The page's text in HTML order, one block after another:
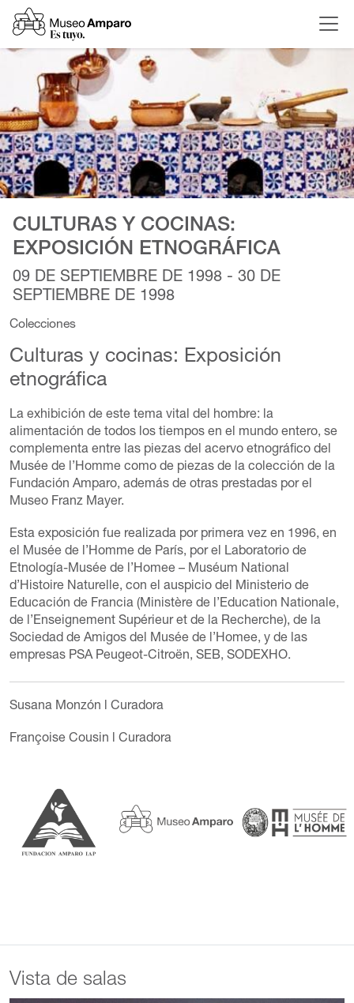
CULTURAS Y COCINAS:
EXPOSICIÓN ETNOGRÁFICA
09 DE SEPTIEMBRE DE 1998 - 30 DE
SEPTIEMBRE DE 1998
Colecciones
Culturas y cocinas: Exposición
etnográfica
La exhibición de este tema vital del hombre: la
alimentación de todos los tiempos en el mundo entero, se
complementa entre las piezas del acervo etnográfico del
Musée de l’Homme como de piezas de la colección de la
Fundación Amparo, además de otras prestadas por el
Museo Franz Mayer.
Esta exposición fue realizada por primera vez en 1996, en
el Musée de l’Homme de París, por el Laboratorio de
Etnología-Musée de l’Homee – Muséum National
d’Histoire Naturelle, con el auspicio del Ministerio de
Educación de Francia (Ministère de l’Education Nationale,
de l’Enseignement Supérieur et de la Recherche), de la
Sociedad de Amigos del Musée de l’Homee, y de las
empresas PSA Peugeot-Citroën, SEB, SODEXHO.
Susana Monzón l Curadora
Françoise Cousin l Curadora
Vista de salas